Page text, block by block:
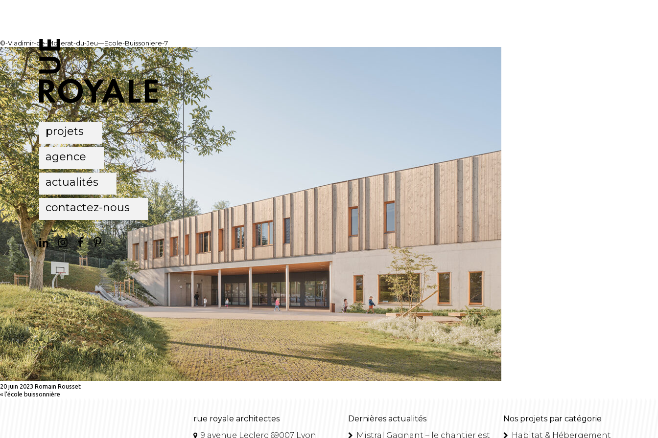
projets
agence
actualités
contactez-nous
©-Vladimir-de-Mollerat-du-Jeu—Ecole-Buissoniere-7
20 juin 2023 Romain Rousset
« l’école buissonnière
rue royale architectes
9 avenue Leclerc 69007 Lyon
Dernières actualités
Mistral Gagnant – le chantier est
Nos projets par catégorie
Habitat & Hébergement